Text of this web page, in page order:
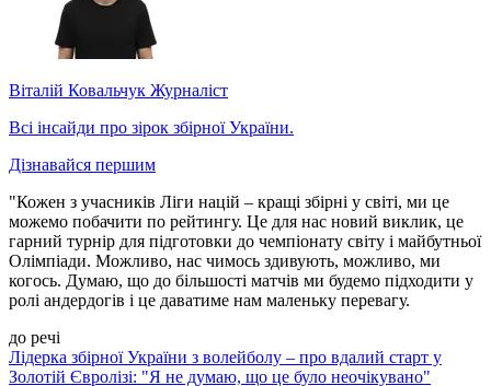
Віталій Ковальчук Журналіст
Всі інсайди про зірок збірної України.
Дізнавайся першим
"Кожен з учасників Ліги націй – кращі збірні у світі, ми це
можемо побачити по рейтингу. Це для нас новий виклик, це
гарний турнір для підготовки до чемпіонату світу і майбутньої
Олімпіади. Можливо, нас чимось здивують, можливо, ми
когось. Думаю, що до більшості матчів ми будемо підходити у
ролі андердогів і це даватиме нам маленьку перевагу.
до речі
Лідерка збірної України з волейболу – про вдалий старт у
Золотій Євролізі: "Я не думаю, що це було неочікувано"